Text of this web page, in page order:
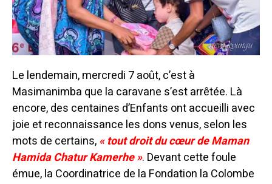
Le lendemain, mercredi 7 août, c’est à
Masimanimba que la caravane s’est arrêtée. Là
encore, des centaines d’Enfants ont accueilli avec
joie et reconnaissance les dons venus, selon les
mots de certains,« tout droit du cœur de Maman
Hamida Chatur Kamerhe ». Devant cette foule
émue, la Coordinatrice de la Fondation la Colombe